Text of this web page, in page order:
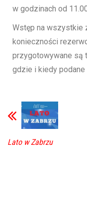
w godzinach od
Wstęp na wszystkie
konieczności
przygotowywane są
gdzie i kiedy
Lato w Zabrzu